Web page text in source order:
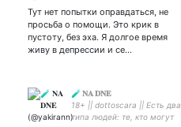
Тут нет попытки оправдаться, не
просьба о помощи. Это крик в
пустоту, без эха. Я долгое время
живу в депрессии и се…
🧪 𝐍𝐀 𝐃𝐍𝐄
18+ || dottoscara || Есть два
типа людей: те, кто могут